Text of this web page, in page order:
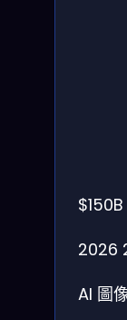
$150B
2026
AI 圖